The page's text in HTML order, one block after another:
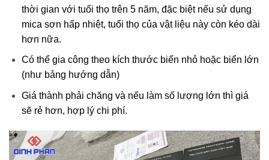
thời gian với tuổi thọ trên 5 năm, đặc biệt nếu sử dụng
mica sơn hấp nhiệt, tuổi thọ của vật liệu này còn kéo dài
hơn nữa.
Có thể gia công theo kích thước biển nhỏ hoặc biển lớn
(như bảng hướng dẫn)
Giá thành phải chăng và nếu làm số lượng lớn thì giá
sẽ rẻ hơn, hợp lý chi phí.